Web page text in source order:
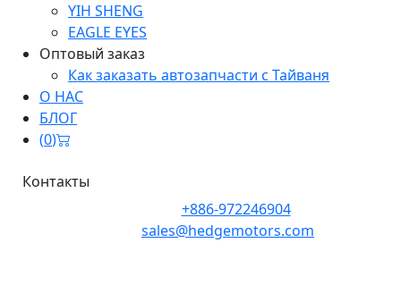
YIH SHENG
EAGLE EYES
Оптовый заказ
Как заказать автозапчасти с Тайваня
О НАС
БЛОГ
(0)
Контакты
+886-972246904
sales@hedgemotors.com